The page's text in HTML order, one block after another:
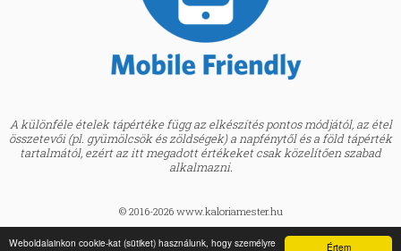
Értem
Weboldalainkon cookie-kat (sütiket) használunk, hogy személyre
A különféle ételek tápértéke függ az elkészítés pontos módjától, az étel
összetevői (pl. gyümölcsök és zöldségek) a napfénytől és a föld tápérték
tartalmától, ezért az itt megadott értékeket csak közelítően szabad
alkalmazni.
© 2016-2026 www.kaloriamester.hu